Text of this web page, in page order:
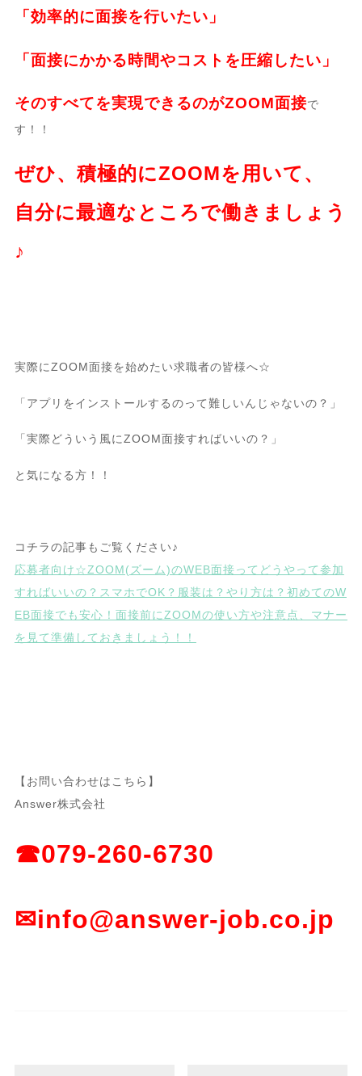
「効率的に面接を行いたい」
「面接にかかる時間やコストを圧縮したい」
そのすべてを実現できるのがZOOM面接で
す！！
ぜひ、積極的にZOOMを用いて、
自分に最適なところで働きましょう
♪
実際にZOOM面接を始めたい求職者の皆様へ☆
「アプリをインストールするのって難しいんじゃないの？」
「実際どういう風にZOOM面接すればいいの？」
と気になる方！！
コチラの記事もご覧ください♪
応募者向け☆ZOOM(ズーム)のWEB面接ってどうやって参加
すればいいの？スマホでOK？服装は？やり方は？初めてのW
EB面接でも安心！面接前にZOOMの使い方や注意点、マナー
を見て準備しておきましょう！！
【お問い合わせはこちら】
Answer株式会社
☎079-260-6730
✉info@answer-job.co.jp